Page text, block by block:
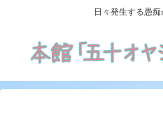
日々発生する愚